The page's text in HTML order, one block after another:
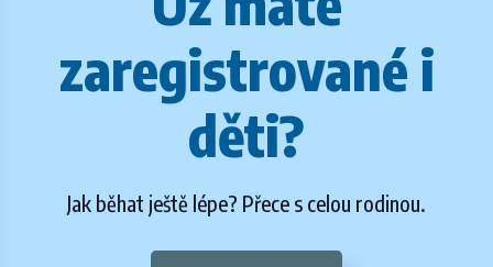
zaregistrované i
děti?
Jak běhat ještě lépe? Přece s celou rodinou.